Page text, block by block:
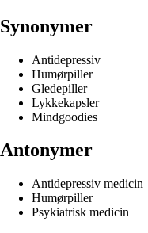
Synonymer
Antidepressiv
Humørpiller
Gledepiller
Lykkekapsler
Mindgoodies
Antonymer
Antidepressiv medicin
Humørpiller
Psykiatrisk medicin